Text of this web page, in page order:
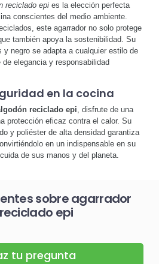
reciclado epi es la elección perfecta
conscientes del medio ambiente.
este agarrador no solo protege
también apoya la sostenibilidad. Su
y negro se adapta a cualquier estilo de
elegancia y responsabilidad
en la cocina
reciclado epi , disfrute de una
protección eficaz contra el calor. Su
y poliéster de alta densidad garantiza
en un indispensable en su
de sus manos y del planeta.
sobre agarrador
epi
tu pregunta